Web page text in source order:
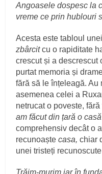
Angoasele dospesc la
vreme ce prin hublouri
Acesta este tabloul
zbârcitcu o rapiditate
crescut și a descrescut
purtat memoria și
fără să le înțeleagă. Au
asemenea celei a
netrucat o poveste,
am făcut din țară o
comprehensiv decât o
recunoaștecasa,chiar
unei tristeți
Trăim-murim iar în